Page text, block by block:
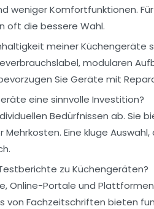
weniger Komfortfunktionen.
oft die bessere Wahl.
meiner Küchengeräte
modularen
Sie Geräte mit
eine sinnvolle Investition?
Bedürfnissen ab. Sie
Eine kluge
zu Küchengeräten?
Online-Portale und
von Fachzeitschriften bieten